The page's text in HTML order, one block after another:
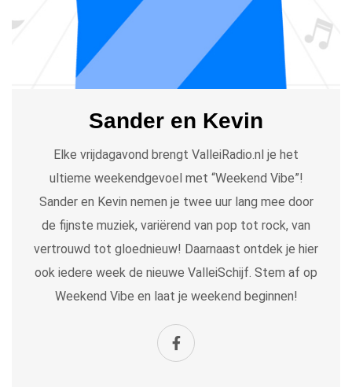
Sander en Kevin
Elke vrijdagavond brengt ValleiRadio.nl je het
ultieme weekendgevoel met “Weekend Vibe”!
Sander en Kevin nemen je twee uur lang mee door
de fijnste muziek, variërend van pop tot rock, van
vertrouwd tot gloednieuw! Daarnaast ontdek je hier
ook iedere week de nieuwe ValleiSchijf. Stem af op
Weekend Vibe en laat je weekend beginnen!